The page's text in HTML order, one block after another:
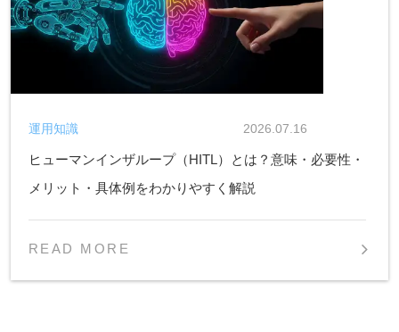
ヒューマンインザループ（HITL）とは？意味・必要性・
メリット・具体例をわかりやすく解説
2026.07.16
運用知識
READ MORE